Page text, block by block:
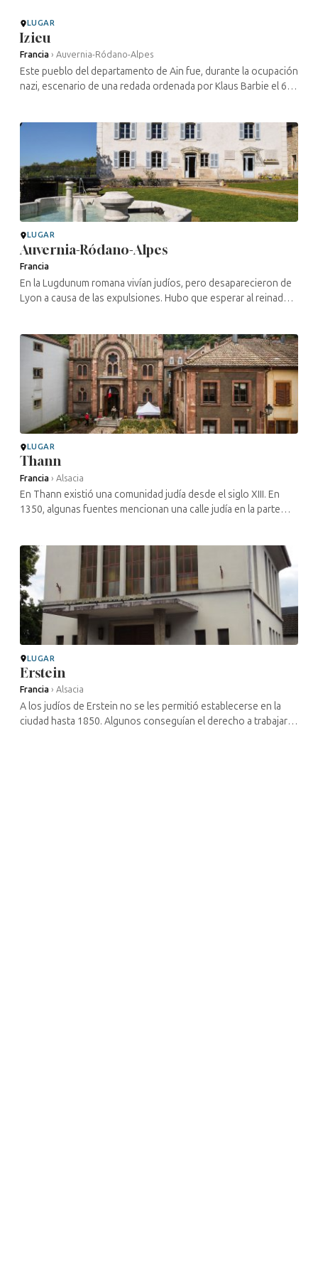
LUGAR
Izieu
Francia › Auvernia-Ródano-Alpes
Este pueblo del departamento de Ain fue, durante la ocupación
nazi, escenario de una redada ordenada por Klaus Barbie el 6
LUGAR
Auvernia-Ródano-Alpes
Francia
En la Lugdunum romana vivían judíos, pero desaparecieron de
Lyon a causa de las expulsiones. Hubo que esperar al reinado
LUGAR
Thann
Francia › Alsacia
En Thann existió una comunidad judía desde el siglo XIII. En
1350, algunas fuentes mencionan una calle judía en la parte
LUGAR
Erstein
Francia › Alsacia
A los judíos de Erstein no se les permitió establecerse en la
ciudad hasta 1850. Algunos conseguían el derecho a trabajar